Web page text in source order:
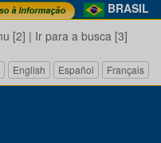
BRASIL
[2] | Ir para a busca [3]
English Español Français